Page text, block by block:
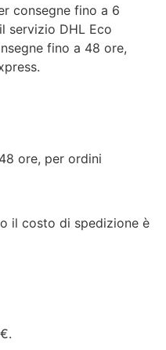
consegne fino a 6
servizio DHL Eco
fino a 48 ore,
ore, per ordini
il costo di spedizione è